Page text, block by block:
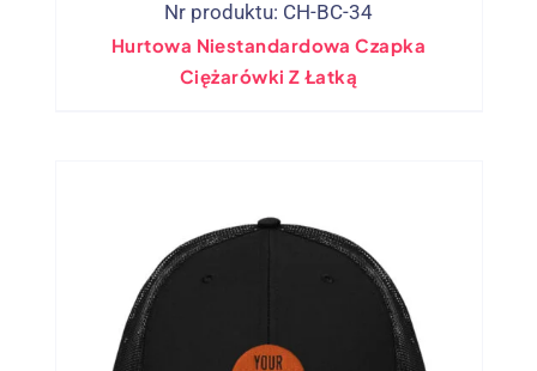
Nr produktu: CH-BC-34
Hurtowa Niestandardowa Czapka
Ciężarówki Z Łatką